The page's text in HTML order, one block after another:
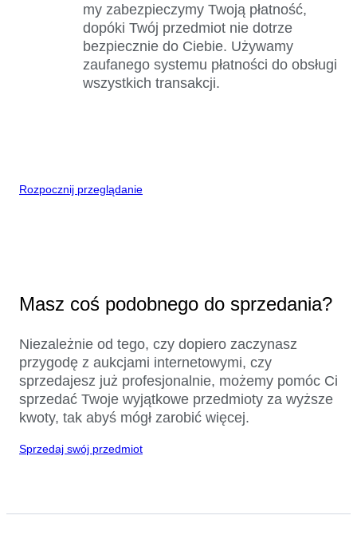
my zabezpieczymy Twoją płatność,
dopóki Twój przedmiot nie dotrze
bezpiecznie do Ciebie. Używamy
zaufanego systemu płatności do obsługi
wszystkich transakcji.
Rozpocznij przeglądanie
Masz coś podobnego do sprzedania?
Niezależnie od tego, czy dopiero zaczynasz
przygodę z aukcjami internetowymi, czy
sprzedajesz już profesjonalnie, możemy pomóc Ci
sprzedać Twoje wyjątkowe przedmioty za wyższe
kwoty, tak abyś mógł zarobić więcej.
Sprzedaj swój przedmiot